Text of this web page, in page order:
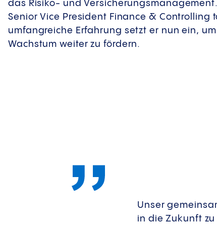
das Risiko- und
Senior Vice President Finance & Controlling
umfangreiche Erfahrung setzt er nun ein,
Wachstum weiter zu fördern.
Unser
in die Zukunft